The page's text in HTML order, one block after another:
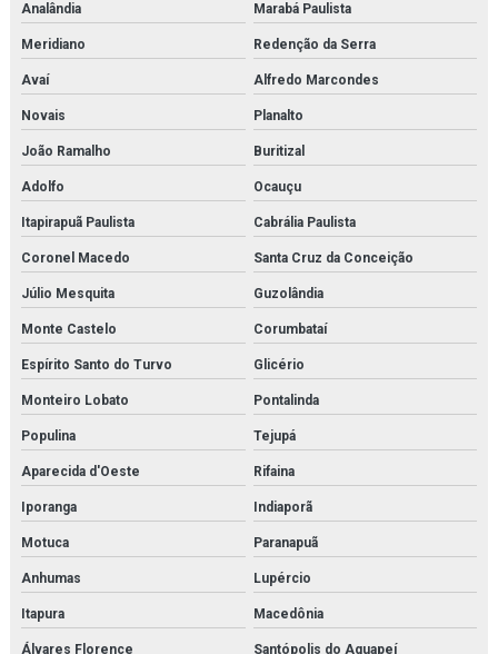
Analândia Marabá Paulista
Meridiano Redenção da Serra
Avaí Alfredo Marcondes
Novais Planalto
João Ramalho Buritizal
Adolfo Ocauçu
Itapirapuã Paulista Cabrália Paulista
Coronel Macedo Santa Cruz da Conceição
Júlio Mesquita Guzolândia
Monte Castelo Corumbataí
Espírito Santo do Turvo Glicério
Monteiro Lobato Pontalinda
Populina Tejupá
Aparecida d'Oeste Rifaina
Iporanga Indiaporã
Motuca Paranapuã
Anhumas Lupércio
Itapura Macedônia
Álvares Florence Santópolis do Aguapeí